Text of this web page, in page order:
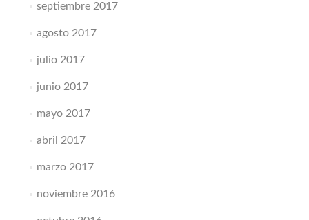
septiembre 2017
agosto 2017
julio 2017
junio 2017
mayo 2017
abril 2017
marzo 2017
noviembre 2016